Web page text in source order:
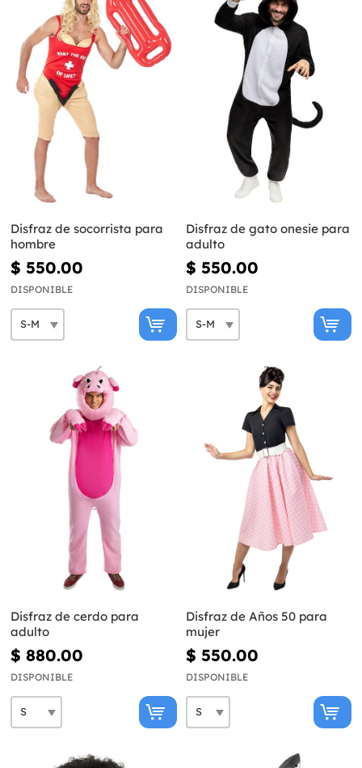
Disfraz de socorrista para
hombre
$ 550.00
DISPONIBLE
Disfraz de gato onesie para
adulto
$ 550.00
DISPONIBLE
Disfraz de cerdo para
adulto
$ 880.00
DISPONIBLE
Disfraz de Años 50 para
mujer
$ 550.00
DISPONIBLE